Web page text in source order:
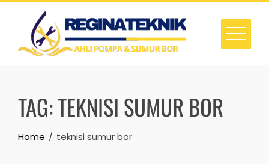
Skip
content
TAG:TEKNISI SUMUR BOR
Home teknisi sumur bor